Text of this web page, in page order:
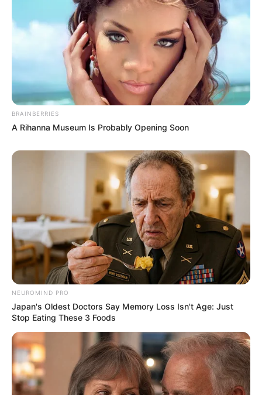
4. Kegantengan Daniel Radcliffe harus tertutup
sementara untuk menjadi Ig Perrish dalam film
Horns
BRAINBERRIES
A Rihanna Museum Is Probably Opening Soon
NEUROMIND PRO
Japan's Oldest Doctors Say Memory Loss Isn't Age: Just
Stop Eating These 3 Foods